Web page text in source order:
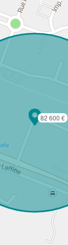
82 600 €